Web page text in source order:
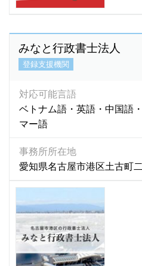
みなと行政書士法人
登録支援機関
対応可能言語
ベトナム語・英語・中国語
マー語
事務所所在地
愛知県名古屋市港区土古町